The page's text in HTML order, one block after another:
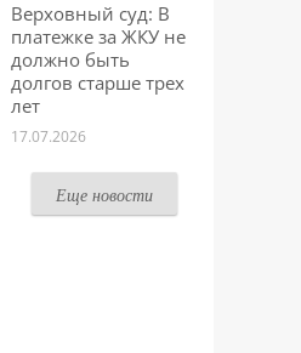
Верховный суд: В
платежке за ЖКУ не
должно быть
долгов старше трех
лет
17.07.2026
Еще новости